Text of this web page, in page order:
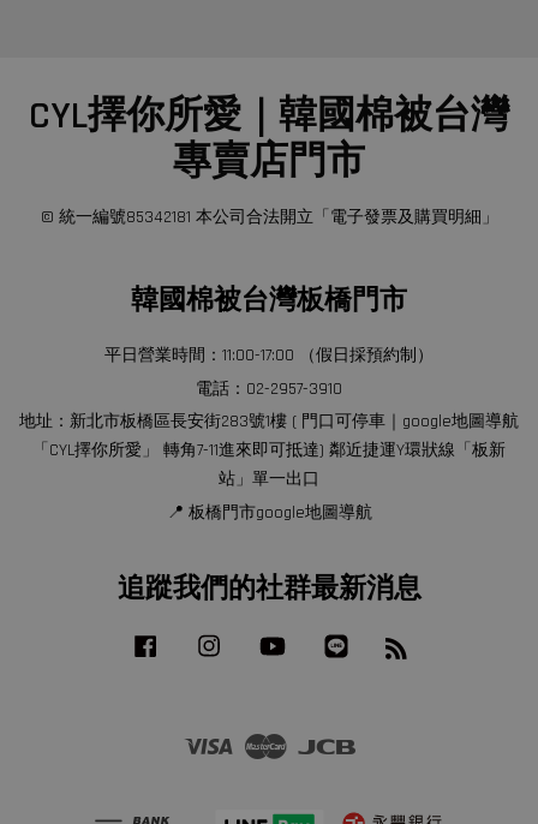
CYL擇你所愛｜韓國棉被台灣
專賣店門市
© 統一編號85342181 本公司合法開立「電子發票及購買明細」
韓國棉被台灣板橋門市
平日營業時間：11:00-17:00 （假日採預約制）
電話：02-2957-3910
地址：新北市板橋區長安街283號1樓 ( 門口可停車｜google地圖導航
「CYL擇你所愛」 轉角7-11進來即可抵達) 鄰近捷運Y環狀線「板新
站」單一出口
📍 板橋門市google地圖導航
追蹤我們的社群最新消息
Facebook Instagram YouTube
Visa Master